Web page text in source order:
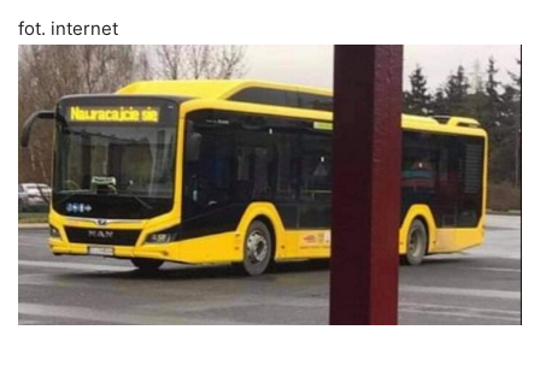
fot. internet